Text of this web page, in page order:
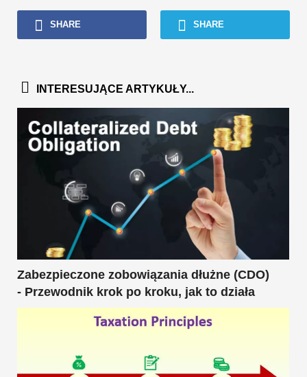
SHARE SHARE
INTERESUJĄCE ARTYKUŁY...
Zabezpieczone zobowiązania dłużne (CDO)
- Przewodnik krok po kroku, jak to działa